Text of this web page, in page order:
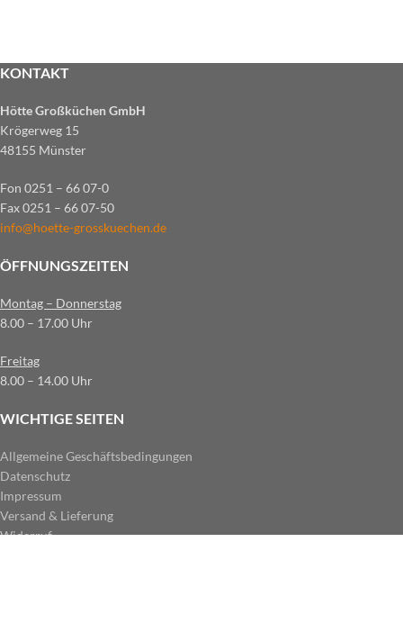
KONTAKT
Hötte Großküchen GmbH
Krögerweg 15
48155 Münster
Fon 0251 – 66 07-0
Fax 0251 – 66 07-50
info@hoette-grosskuechen.de
ÖFFNUNGSZEITEN
Montag – Donnerstag
8.00 – 17.00 Uhr
Freitag
8.00 – 14.00 Uhr
WICHTIGE SEITEN
Allgemeine Geschäftsbedingungen
Datenschutz
Impressum
Versand & Lieferung
Widerruf